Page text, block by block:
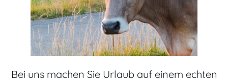
Bei uns machen Sie Urlaub auf einem echten